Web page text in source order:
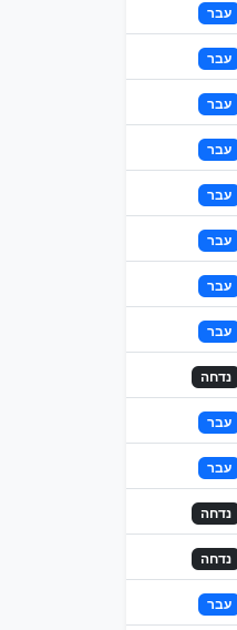
עבר
עבר
עבר
עבר
עבר
עבר
עבר
עבר
נדחה
עבר
עבר
נדחה
נדחה
עבר